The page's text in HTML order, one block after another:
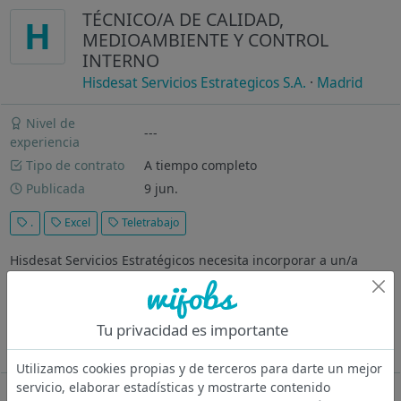
H
TÉCNICO/A DE CALIDAD,
MEDIOAMBIENTE Y CONTROL
INTERNO
Hisdesat Servicios Estrategicos S.A. · Madrid
Nivel de
experiencia
---
Tipo de contrato
A tiempo completo
Publicada
9 jun.
. Excel Teletrabajo
Hisdesat Servicios Estratégicos necesita incorporar a un/a
Técnico/a de Calidad, Medioambiente y Control interno a su
equipo. Sus FUNCIONES principales serán; Liderazgo en
Auditorías de Medioambiente, Calidad y SCIIF Mantener y
gestionar de forma...
Ver más
Oferta desactivada
Tu privacidad es importante
Utilizamos cookies propias y de terceros para darte un mejor
servicio, elaborar estadísticas y mostrarte contenido